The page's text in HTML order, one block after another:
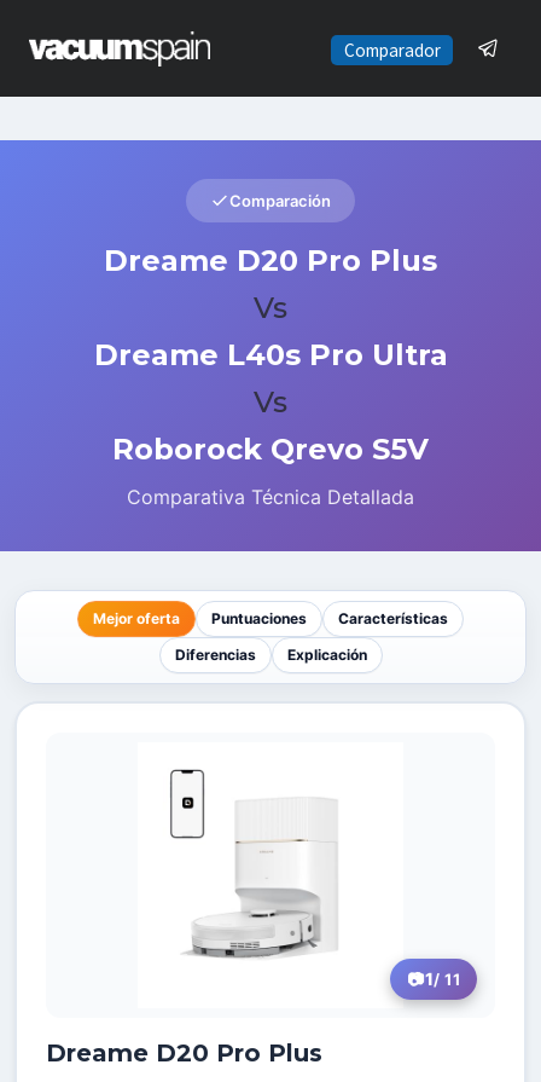
contenido
Comparador
Comparación
Dreame D20 Pro Plus
Vs
Dreame L40s Pro Ultra
Vs
Roborock Qrevo S5V
Comparativa Técnica Detallada
Mejor oferta Puntuaciones
Características
Diferencias
Explicación
1/ 11
Dreame D20 Pro Plus